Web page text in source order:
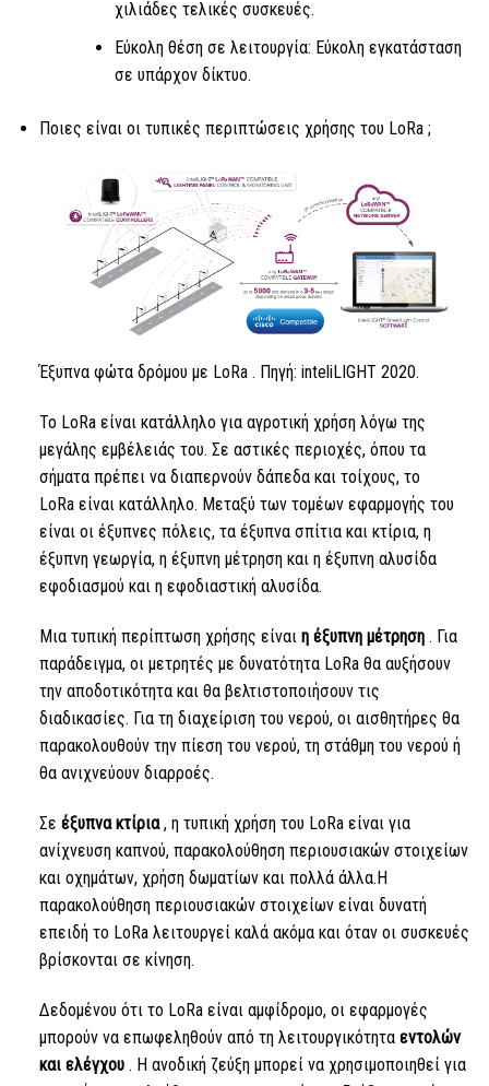
χιλιάδες τελικές συσκευές.
Εύκολη θέση σε λειτουργία: Εύκολη εγκατάσταση
σε υπάρχον δίκτυο.
Ποιες είναι οι τυπικές περιπτώσεις χρήσης του LoRa;
Έξυπνα φώτα δρόμου με LoRa. Πηγή: inteliLIGHT 2020.
Το LoRaείναι κατάλληλο για αγροτική χρήση λόγω της
μεγάλης εμβέλειάς του. Σε αστικές περιοχές, όπου τα
σήματα πρέπει να διαπερνούν δάπεδα και τοίχους, το
LoRaείναι κατάλληλο. Μεταξύ των τομέων εφαρμογής του
είναι οι έξυπνες πόλεις, τα έξυπνα σπίτια και κτίρια, η
έξυπνη γεωργία, η έξυπνη μέτρηση και η έξυπνη αλυσίδα
εφοδιασμού και η εφοδιαστική αλυσίδα.
Μια τυπική περίπτωση χρήσης είναι η έξυπνη μέτρηση. Για
παράδειγμα, οι μετρητές με δυνατότητα LoRaθα αυξήσουν
την αποδοτικότητα και θα βελτιστοποιήσουν τις
διαδικασίες. Για τη διαχείριση του νερού, οι αισθητήρες θα
παρακολουθούν την πίεση του νερού, τη στάθμη του νερού ή
θα ανιχνεύουν διαρροές.
Σε έξυπνα κτίρια, η τυπική χρήση του LoRaείναι για
ανίχνευση καπνού, παρακολούθηση περιουσιακών στοιχείων
και οχημάτων, χρήση δωματίων και πολλά άλλα.Η
παρακολούθηση περιουσιακών στοιχείων είναι δυνατή
επειδή το LoRaλειτουργεί καλά ακόμα και όταν οι συσκευές
βρίσκονται σε κίνηση.
Δεδομένου ότι το LoRaείναι αμφίδρομο, οι εφαρμογές
μπορούν να επωφεληθούν από τη λειτουργικότητα εντολών
και ελέγχου. Η ανοδική ζεύξη μπορεί να χρησιμοποιηθεί για